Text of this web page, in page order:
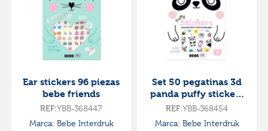
Ear stickers 96 piezas
bebe friends
REF:YBB-368447
Marca: Bebe Interdruk
Set 50 pegatinas 3d
panda puffy stickers
bebe friends
REF:YBB-368454
Marca: Bebe Interdruk